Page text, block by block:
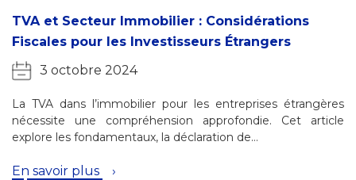
TVA et Secteur Immobilier : Considérations
Fiscales pour les Investisseurs Étrangers
3 octobre 2024
La TVA dans l’immobilier pour les entreprises étrangères
nécessite une compréhension approfondie. Cet article
explore les fondamentaux, la déclaration de…
En savoir plus